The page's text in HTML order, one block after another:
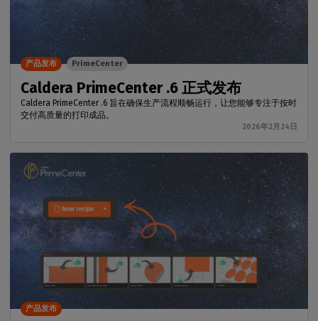
Caldera PrimeCenter .6 正式发布
Caldera PrimeCenter .6 旨在确保生产流程顺畅运行，让您能够专注于按时
交付高质量的打印成品。
2026年2月24日
产品发布 PrimeCenter
产品发布